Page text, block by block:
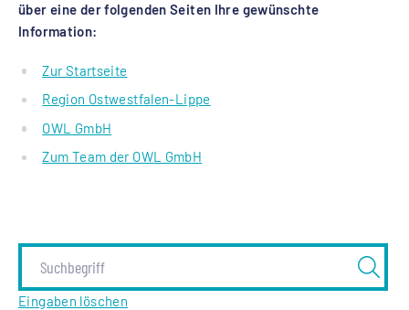
über eine der folgenden Seiten Ihre gewünschte
Information:
Zur Startseite
Region Ostwestfalen-Lippe
OWL GmbH
Zum Team der OWL GmbH
Eingaben löschen